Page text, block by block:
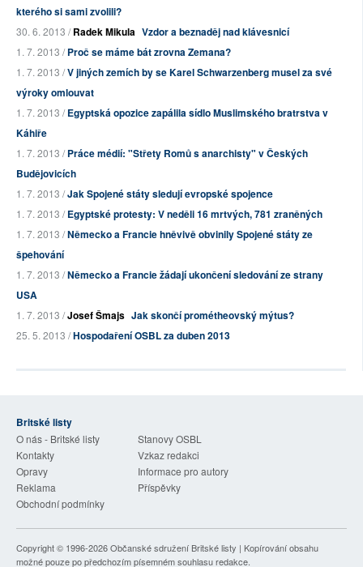
kterého si sami zvolili?
30. 6. 2013 /Radek Mikula Vzdor a beznaděj nad klávesnicí
1. 7. 2013 /Proč se máme bát zrovna Zemana?
1. 7. 2013 /V jiných zemích by se Karel Schwarzenberg musel za své
výroky omlouvat
1. 7. 2013 /Egyptská opozice zapálila sídlo Muslimského bratrstva v
Káhiře
1. 7. 2013 /Práce médií: "Střety Romů s anarchisty" v Českých
Budějovicích
1. 7. 2013 /Jak Spojené státy sledují evropské spojence
1. 7. 2013 /Egyptské protesty: V neděli 16 mrtvých, 781 zraněných
1. 7. 2013 /Německo a Francie hněvivě obvinily Spojené státy ze
špehování
1. 7. 2013 /Německo a Francie žádají ukončení sledování ze strany
USA
1. 7. 2013 /Josef Šmajs Jak skončí prométheovský mýtus?
25. 5. 2013 /Hospodaření OSBL za duben 2013
Britské listy
O nás - Britské listy
Stanovy OSBL
Kontakty
Vzkaz redakci
Opravy
Informace pro autory
Reklama
Příspěvky
Obchodní podmínky
Copyright © 1996-2026Občanské sdružení Britské listy | Kopírování obsahu
možné pouze po předchozím písemném souhlasu redakce.